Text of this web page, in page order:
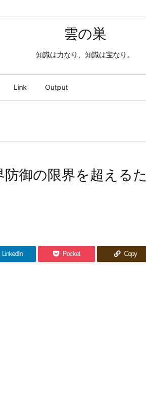
雲の巣
知識は力なり、知識は宝なり。
Link Output
御の限界を超えるた
LinkedIn Pocket Copy